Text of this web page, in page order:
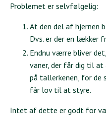
Problemet er selvfølgelig:
At den del af hjernen
Dvs. er der en lækker
Endnu værre bliver
vaner, der får dig til
på tallerkenen, for de
får lov til at styre.
Intet af dette er godt for